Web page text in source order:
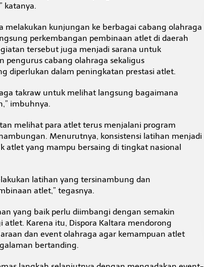
katanya.
melakukan kunjungan ke berbagai cabang olahraga
perkembangan pembinaan atlet di daerah
tersebut juga menjadi sarana untuk
pengurus cabang olahraga sekaligus
diperlukan dalam peningkatan prestasi atlet.
takraw untuk melihat langsung bagaimana
imbuhnya.
melihat para atlet terus menjalani program
Menurutnya, konsistensi latihan menjadi
atlet yang mampu bersaing di tingkat nasional
latihan yang tersinambung dan
atlet,” tegasnya.
yang baik perlu diimbangi dengan semakin
Karena itu, Dispora Kaltara mendorong
dan event olahraga agar kemampuan atlet
bertanding.